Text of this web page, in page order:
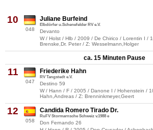
10
048
Juliane Burfeind
Elbdörfer u.Schenefelder RV e.V.
Devanto
W / Holst / Hlb / 2009 / De Chirico / Lorentin I /
Brenske,Dr. Peter / Z: Wesselmann,Holger
ca. 15 Minuten Pause
11
047
Friederike Hahn
RV Tangstedt e.V.
Destino 59
W / Hann / F / 2005 / Danone I / Hohenstein /
Hahn,Andreas / Z: Brenninkmeyer,Geert
12
058
Candida Romero Tirado Dr.
RuFV Stormarnsche Schweiz v.1988 e
Don Fernando 26